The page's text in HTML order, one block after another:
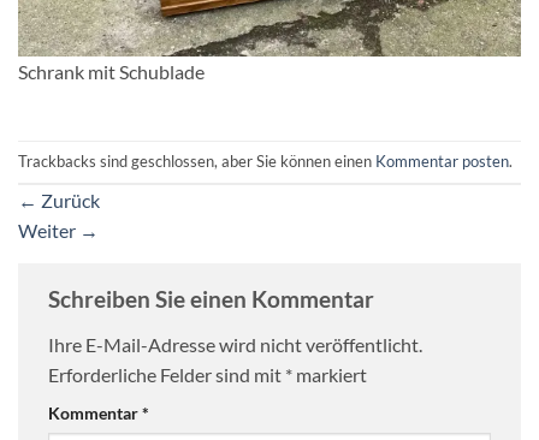
Schrank mit Schublade
Trackbacks sind geschlossen, aber Sie können einen Kommentar posten.
← Zurück
Weiter →
Schreiben Sie einen Kommentar
Ihre E-Mail-Adresse wird nicht veröffentlicht.
Erforderliche Felder sind mit * markiert
Kommentar*